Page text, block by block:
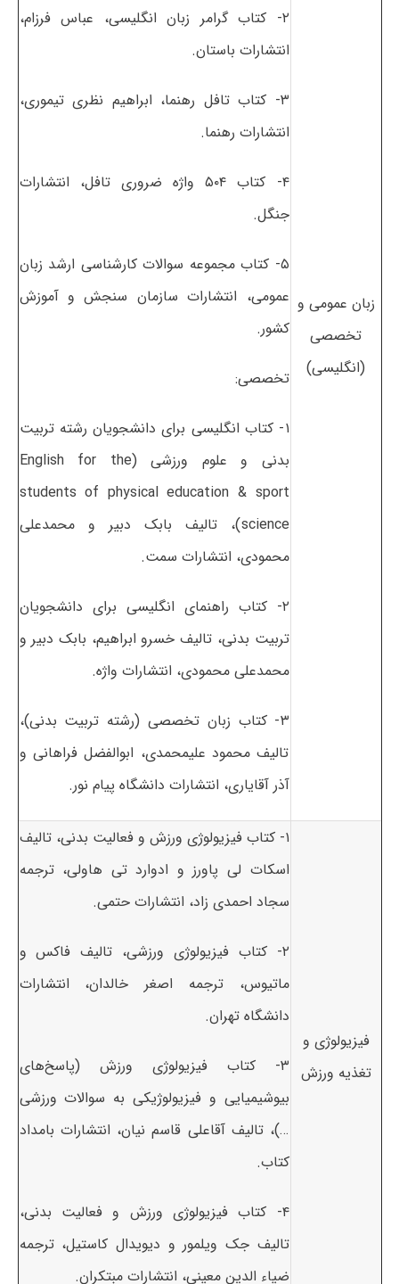
زبان عمومی و
تخصصی
(انگلیسی)
۲- کتاب گرامر زبان انگلیسی، عباس فرزام،
انتشارات باستان.
۳- کتاب تافل رهنما، ابراهیم نظری تیموری،
انتشارات رهنما.
۴- کتاب ۵۰۴ واژه ضروری تافل، انتشارات
جنگل.
۵- کتاب مجموعه سوالات کارشناسی ارشد زبان
عمومی، انتشارات سازمان سنجش و آموزش
کشور.
تخصصی:
۱- کتاب انگلیسی برای دانشجویان رشته تربیت
بدنی و علوم ورزشی (English for the
students of physical education & sport
science)، تالیف بابک دبیر و محمدعلی
محمودی، انتشارات سمت.
۲- کتاب راهنمای انگلیسی برای دانشجویان
تربیت بدنی، تالیف خسرو ابراهیم، بابک دبیر و
محمدعلی محمودی، انتشارات واژه.
۳- کتاب زبان تخصصی (رشته تربیت بدنی)،
تالیف محمود علیمحمدی، ابوالفضل فراهانی و
آذر آقایاری، انتشارات دانشگاه پیام نور.
فیزیولوژی و
تغذیه ورزش
۱- کتاب فیزیولوژی ورزش و فعالیت بدنی، تالیف
اسکات لی پاورز و ادوارد تی هاولی، ترجمه
سجاد احمدی زاد، انتشارات حتمی.
۲- کتاب فیزیولوژی ورزشی، تالیف فاکس و
ماتیوس، ترجمه اصغر خالدان، انتشارات
دانشگاه تهران.
۳- کتاب فیزیولوژی ورزش (پاسخ‌های
بیوشیمیایی و فیزیولوژیکی به سوالات ورزشی
…)، تالیف آقاعلی قاسم نیان، انتشارات بامداد
کتاب.
۴- کتاب فیزیولوژی ورزش و فعالیت بدنی،
تالیف جک ویلمور و دیویدال کاستیل، ترجمه
ضیاء الدین معینی، انتشارات مبتکران.